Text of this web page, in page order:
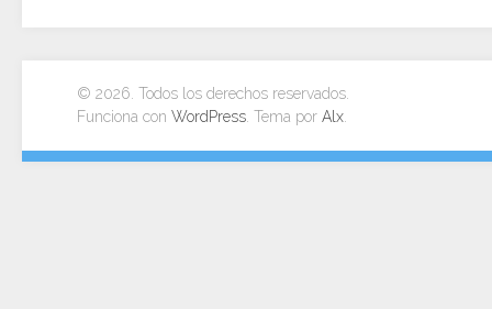
© 2026. Todos los derechos reservados.
Funciona con WordPress . Tema por Alx